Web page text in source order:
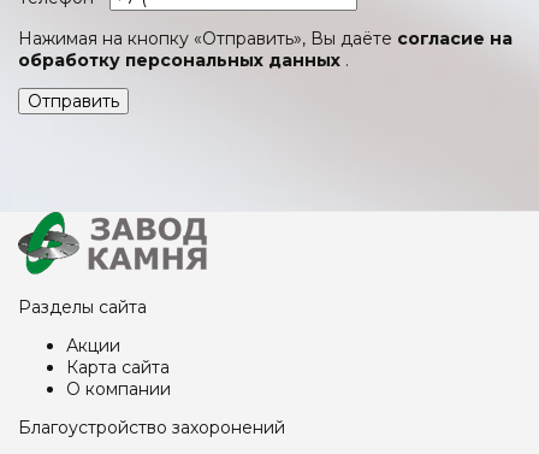
Нажимая на кнопку «Отправить», Вы даёте согласие на
обработку персональных данных .
Отправить
Разделы сайта
Акции
Карта сайта
О компании
Благоустройство захоронений